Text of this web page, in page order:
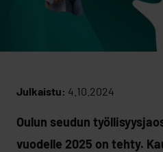
Julkaistu: 4.10.2024
Oulun seudun
vuodelle 2025 on tehty.